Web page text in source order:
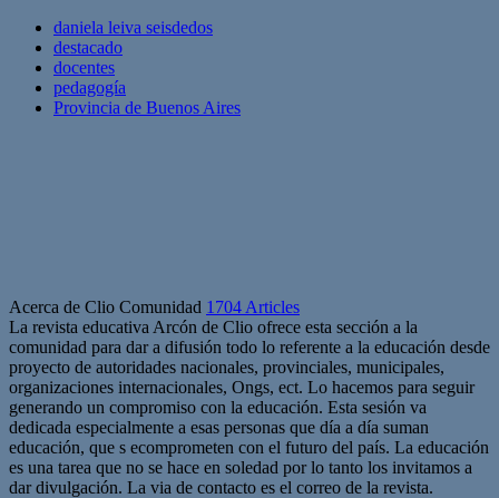
daniela leiva seisdedos
destacado
docentes
pedagogía
Provincia de Buenos Aires
Acerca de Clio Comunidad 1704 Articles
La revista educativa Arcón de Clio ofrece esta sección a la
comunidad para dar a difusión todo lo referente a la educación desde
proyecto de autoridades nacionales, provinciales, municipales,
organizaciones internacionales, Ongs, ect. Lo hacemos para seguir
generando un compromiso con la educación. Esta sesión va
dedicada especialmente a esas personas que día a día suman
educación, que s ecomprometen con el futuro del país. La educación
es una tarea que no se hace en soledad por lo tanto los invitamos a
dar divulgación. La via de contacto es el correo de la revista.